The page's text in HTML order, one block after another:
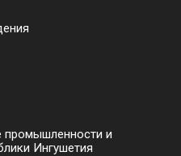
промышленности и
Ингушетия